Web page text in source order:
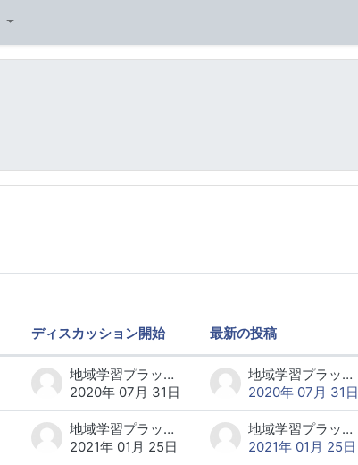
ィスカッションを表示します。
ディスカッション開始 最新の投稿
地域学習プラットフォーム研究会 事務局
2020年 07月 31日
地域学習プラットフォーム研究会 事務局
2020年 07月 31日
地域学習プラットフォーム研究会 事務局
2021年 01月 25日
地域学習プラットフォーム研究会 事務局
2021年 01月 25日